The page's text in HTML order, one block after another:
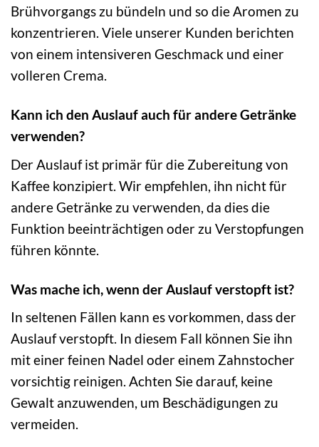
Brühvorgangs zu bündeln und so die Aromen zu
konzentrieren. Viele unserer Kunden berichten
von einem intensiveren Geschmack und einer
volleren Crema.
Kann ich den Auslauf auch für andere Getränke
verwenden?
Der Auslauf ist primär für die Zubereitung von
Kaffee konzipiert. Wir empfehlen, ihn nicht für
andere Getränke zu verwenden, da dies die
Funktion beeinträchtigen oder zu Verstopfungen
führen könnte.
Was mache ich, wenn der Auslauf verstopft ist?
In seltenen Fällen kann es vorkommen, dass der
Auslauf verstopft. In diesem Fall können Sie ihn
mit einer feinen Nadel oder einem Zahnstocher
vorsichtig reinigen. Achten Sie darauf, keine
Gewalt anzuwenden, um Beschädigungen zu
vermeiden.